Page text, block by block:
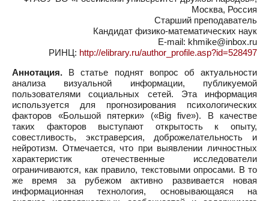
Москва, Россия
Старший преподаватель
Кандидат физико-математических наук
E-mail: khmike@inbox.ru
РИНЦ: http://elibrary.ru/author_profile.asp?id=528497
Аннотация. В статье поднят вопрос об актуальности
анализа визуальной информации, публикуемой
пользователями социальных сетей. Эта информация
используется для прогнозирования психологических
факторов «Большой пятерки» («Big five»). В качестве
таких факторов выступают открытость к опыту,
совестливость, экстраверсия, доброжелательность и
нейротизм. Отмечается, что при выявлении личностных
характеристик отечественные исследователи
ограничиваются, как правило, текстовыми опросами. В то
же время за рубежом активно развивается новая
информационная технология, основывающаяся на